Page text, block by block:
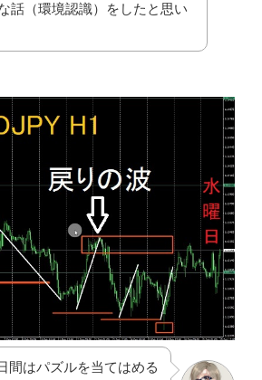
話（環境認識）をしたと思い
間はパズルを当てはめる